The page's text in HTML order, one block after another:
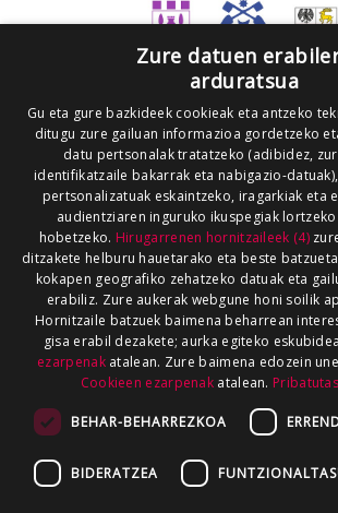
Zure datuen
arduratsua
Gu eta gure bazkideek cookieak eta antzeko
ditugu zure gailuan informazioa gordetzeko
datu pertsonalak tratatzeko (adibidez,
identifikatzaile bakarrak eta nabigazio-
pertsonalizatuak eskaintzeko, iragarkiak eta
audientziaren inguruko ikuspegiak
hobetzeko. Hirugarrenen hornitzaileek (4)
ditzakete helburu hauetarako eta beste
kokapen geografiko zehatzeko datuak eta
erabiliz. Zure aukerak webgune honi soilik
Hornitzaile batzuek baimena beharrean
gisa erabil dezakete; aurka egiteko
ezarpenakatalean. Zure baimena edozein
Cookieen ezarpenak atalean.
BEHAR-BEHARREZKOA
BIDERATZEA